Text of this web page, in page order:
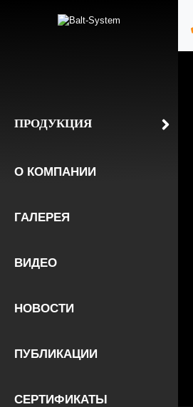
ПРОДУКЦИЯ
О КОМПАНИИ
ГАЛЕРЕЯ
ВИДЕО
НОВОСТИ
ПУБЛИКАЦИИ
СЕРТИФИКАТЫ